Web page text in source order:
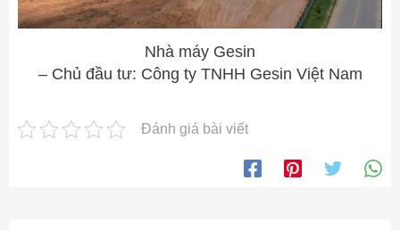
Nhà máy Gesin
– Chủ đầu tư: Công ty TNHH Gesin Việt Nam
Đánh giá bài viết